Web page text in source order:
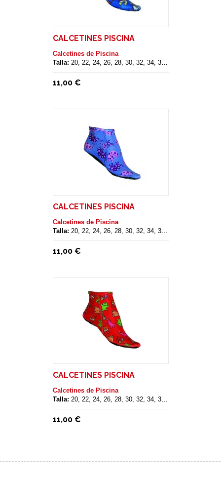
CALCETINES PISCINA
Calcetines de Piscina
Talla: 20, 22, 24, 26, 28, 30, 32, 34, 36, 38, 40
11,00 €
CALCETINES PISCINA
Calcetines de Piscina
Talla: 20, 22, 24, 26, 28, 30, 32, 34, 36, 38, 40
11,00 €
CALCETINES PISCINA
Calcetines de Piscina
Talla: 20, 22, 24, 26, 28, 30, 32, 34, 36, 38, 40
11,00 €